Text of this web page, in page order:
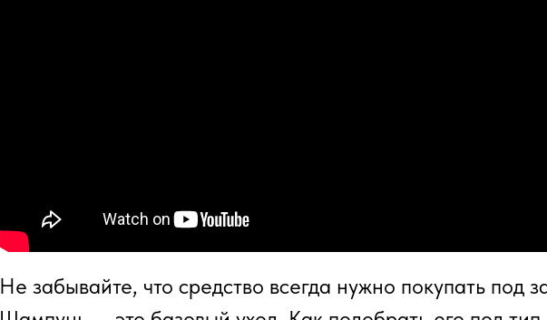
Не забывайте, что средство всегда нужно покупать под